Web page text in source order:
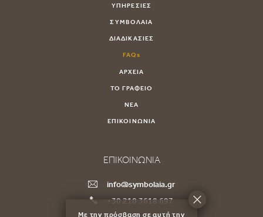
ΥΠΗΡΕΣΙΕΣ
ΣΥΜΒΟΛΑΙΑ
ΔΙΑΔΙΚΑΣΙΕΣ
FAQs
ΑΡΧΕΙΑ
ΤΟ ΓΡΑΦΕΙΟ
ΝΕΑ
ΕΠΙΚΟΙΝΩΝΙΑ
ΕΠΙΚΟΙΝΩΝΙΑ
info@symbolaia.gr
+30 210 3618 697
Με την πρόσβαση σε αυτή την